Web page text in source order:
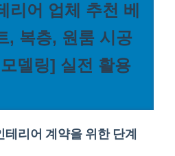
리어 업체 추천 베
, 복층, 원룸 시공
델링] 실전 활용
리어 계약을 위한 단계